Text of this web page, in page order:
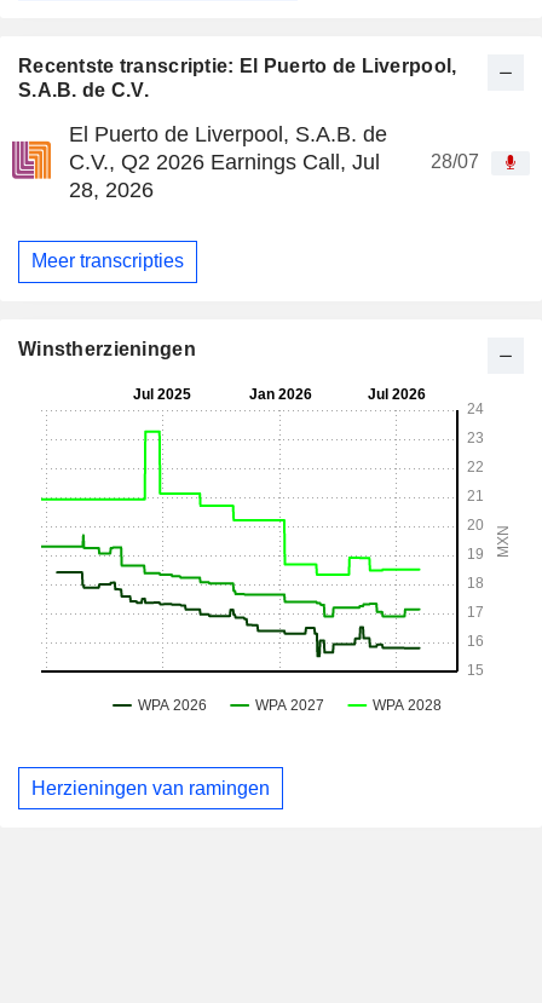
Recentste transcriptie: El Puerto de Liverpool,
S.A.B. de C.V.
El Puerto de Liverpool, S.A.B. de
C.V., Q2 2026 Earnings Call, Jul
28, 2026
28/07
Meer transcripties
Winstherzieningen
Herzieningen van ramingen